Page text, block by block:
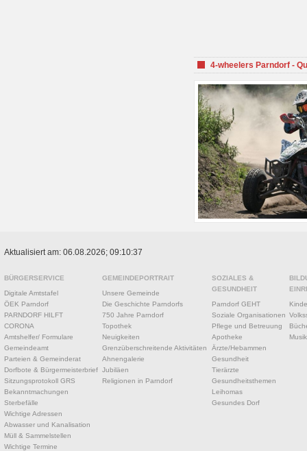
4-wheelers Parndorf -
Aktualisiert am: 06.08.2026; 09:10:37
BÜRGERSERVICE
Digitale Amtstafel
ÖEK Parndorf
PARNDORF HILFT
CORONA
Amtshelfer/ Formulare
Gemeindeamt
Parteien & Gemeinderat
Dorfbote & Bürgermeisterbrief
Sitzungsprotokoll GRS
Bekanntmachungen
Sterbefälle
Wichtige Adressen
Abwasser und Kanalisation
Müll & Sammelstellen
Wichtige Termine
GEMEINDEPORTRAIT
Unsere Gemeinde
Die Geschichte Parndorfs
750 Jahre Parndorf
Topothek
Neuigkeiten
Grenzüberschreitende Aktivitäten
Ahnengalerie
Jubiläen
Religionen in Parndorf
SOZIALES &
GESUNDHEIT
Parndorf GEHT
Soziale Organisationen
Pflege und Betreuung
Apotheke
Ärzte/Hebammen
Gesundheit
Tierärzte
Gesundheitsthemen
Leihomas
Gesundes Dorf